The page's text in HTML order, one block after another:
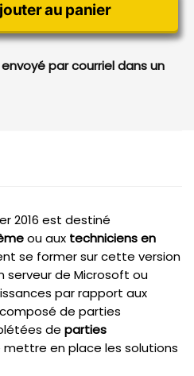
au panier
par courriel dans un
2016 est destiné
ou aux techniciens en
se former sur cette version
serveur de Microsoft ou
par rapport aux
de parties
de parties
en place les solutions